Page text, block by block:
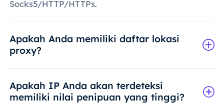
Socks5/HTTP/HTTPs.
Apakah Anda memiliki daftar lokasi
proxy?
Apakah IP Anda akan terdeteksi
memiliki nilai penipuan yang tinggi?